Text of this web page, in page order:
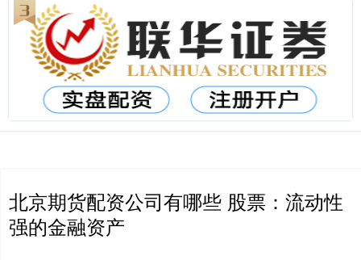
北京期货配资公司有哪些 股票：流动性
强的金融资产